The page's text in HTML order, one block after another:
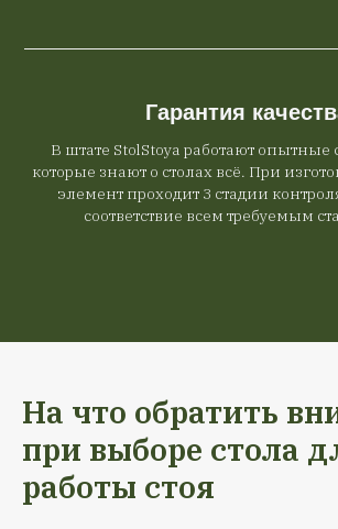
Гарантия
В штате StolStoya работают опытные
которые знают о столах всё. При
элемент проходит 3 стадии
соответствие всем требуемым
На что обратить
при выборе стола
работы стоя